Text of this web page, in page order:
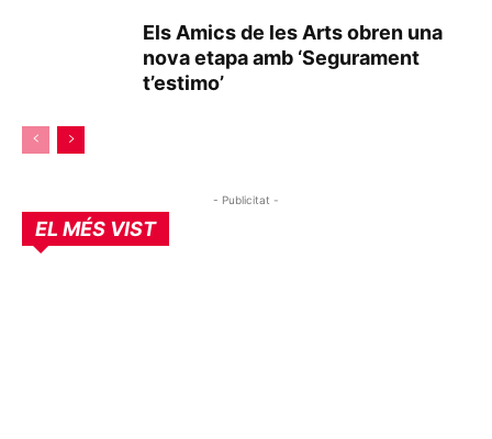
Els Amics de les Arts obren una
nova etapa amb ‘Segurament
t’estimo’
- Publicitat -
EL MÉS VIST